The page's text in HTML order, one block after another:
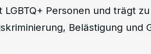
Personen und trägt
Belästigung und